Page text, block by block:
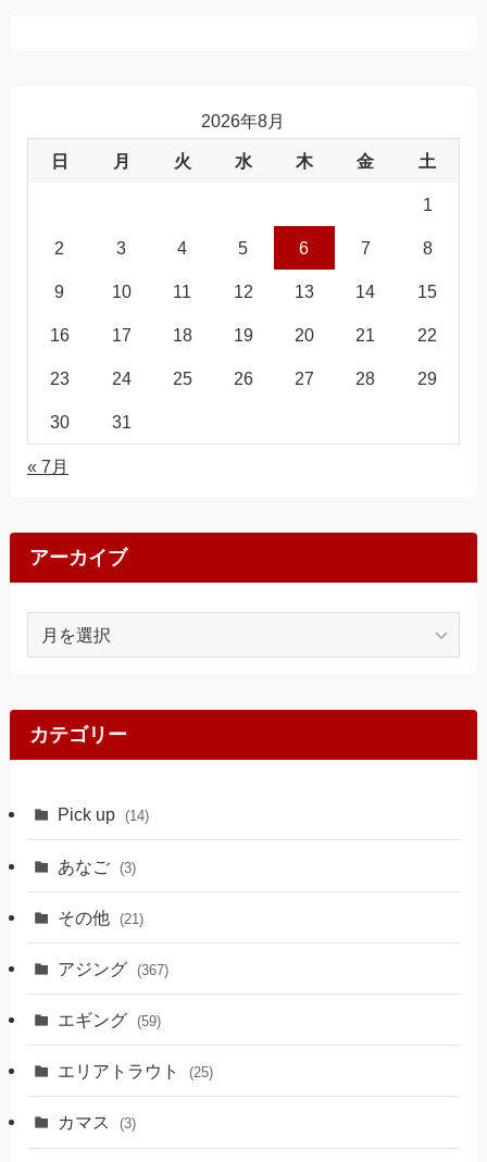
2026年8月
日 月 火 水 木 金 土
1
2 3 4 5 6 7 8
9 10 11 12 13 14 15
16 17 18 19 20 21 22
23 24 25 26 27 28 29
30 31
« 7月
アーカイブ
イ
ブ
カテゴリー
Pick up (14)
あなご (3)
その他 (21)
アジング (367)
エギング (59)
エリアトラウト (25)
カマス (3)